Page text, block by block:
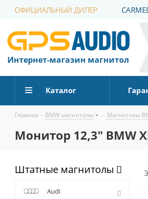
ОФИЦИАЛЬНЫЙ ДИЛЕР
Интернет-магазин магнитол
Каталог
Главная - BMW магнитолы - Магнитолы
Монитор 12,3" BMW
Штатные магнитолы
Audi